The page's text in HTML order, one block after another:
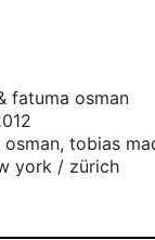
fatuma osman
tobias
york / zürich